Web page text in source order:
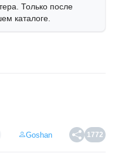
Только после
каталоге.
Goshan 1772